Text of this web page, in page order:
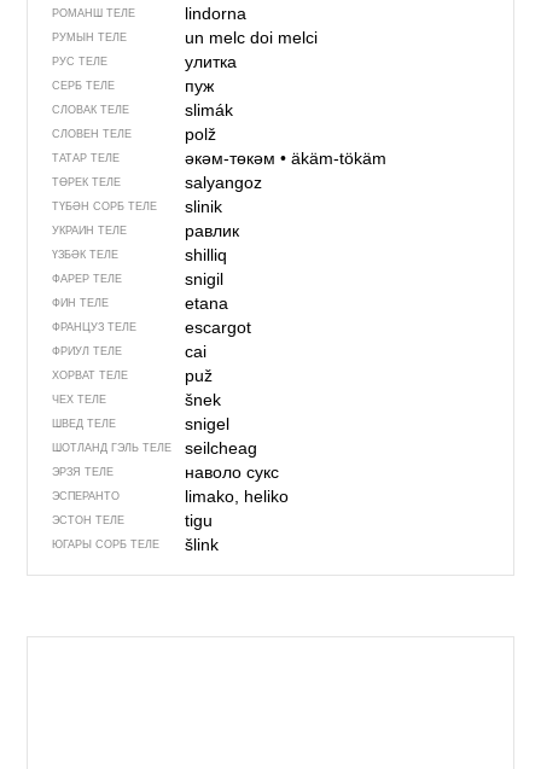
РОМАНШ ТЕЛЕ lindorna
РУМЫН ТЕЛЕ un melcdoi melci
РУС ТЕЛЕ улитка
СЕРБ ТЕЛЕ пуж
СЛОВАК ТЕЛЕ slimák
СЛОВЕН ТЕЛЕ polž
ТАТАР ТЕЛЕ әкәм-төкәм• äkäm-tökäm
ТӨРЕК ТЕЛЕ salyangoz
ТҮБӘН СОРБ ТЕЛЕ slinik
УКРАИН ТЕЛЕ равлик
ҮЗБӘК ТЕЛЕ shilliq
ФАРЕР ТЕЛЕ snigil
ФИН ТЕЛЕ etana
ФРАНЦУЗ ТЕЛЕ escargot
ФРИУЛ ТЕЛЕ cai
ХОРВАТ ТЕЛЕ puž
ЧЕХ ТЕЛЕ šnek
ШВЕД ТЕЛЕ snigel
ШОТЛАНД ГЭЛЬ ТЕЛЕ seilcheag
ЭРЗЯ ТЕЛЕ наволо сукс
ЭСПЕРАНТО limako, heliko
ЭСТОН ТЕЛЕ tigu
ЮГАРЫ СОРБ ТЕЛЕ šlink